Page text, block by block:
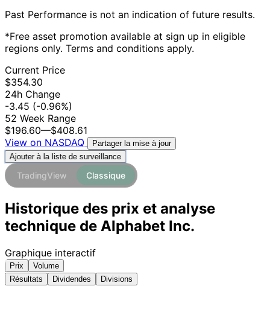
Past Performance is not an indication of future results.
*Free asset promotion available at sign up in eligible
regions only. Terms and conditions apply.
Current Price
$354.30
24h Change
-3.45 (-0.96%)
52 Week Range
$196.60—$408.61
View on NASDAQ
Partager la mise à jour
Ajouter à la liste de surveillance
TradingView Classique
Historique des prix et analyse
technique de Alphabet Inc.
Graphique interactif
Prix
Volume
Résultats
Dividendes Divisions